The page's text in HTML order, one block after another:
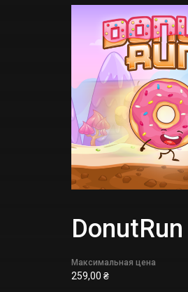
Максимальная цена
259,00 ₴